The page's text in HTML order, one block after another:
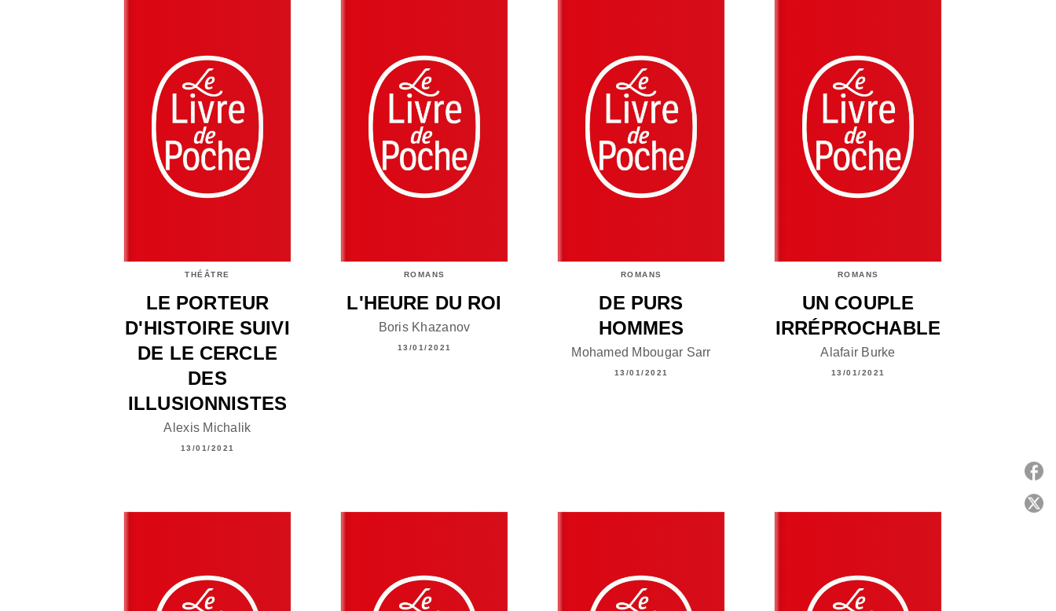
THÉÂTRE
LE PORTEUR
D'HISTOIRE SUIVI
DE LE CERCLE
DES
ILLUSIONNISTES
Alexis Michalik
13/01/2021
ROMANS
L'HEURE DU ROI
Boris Khazanov
13/01/2021
ROMANS
DE PURS
HOMMES
Mohamed Mbougar Sarr
13/01/2021
ROMANS
UN COUPLE
IRRÉPROCHABLE
Alafair Burke
13/01/2021